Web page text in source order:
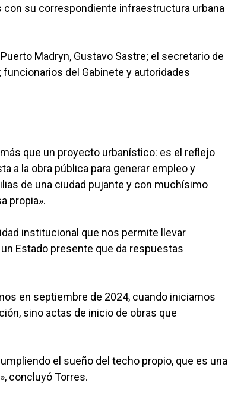
con su correspondiente infraestructura urbana
Madryn, Gustavo Sastre; el secretario de
del Gabinete y autoridades
que un proyecto urbanístico: es el reflejo
a la obra pública para generar empleo y
de una ciudad pujante y con muchísimo
propia».
institucional que nos permite llevar
Estado presente que da respuestas
en septiembre de 2024, cuando iniciamos
sino actas de inicio de obras que
el sueño del techo propio, que es una
concluyó Torres.